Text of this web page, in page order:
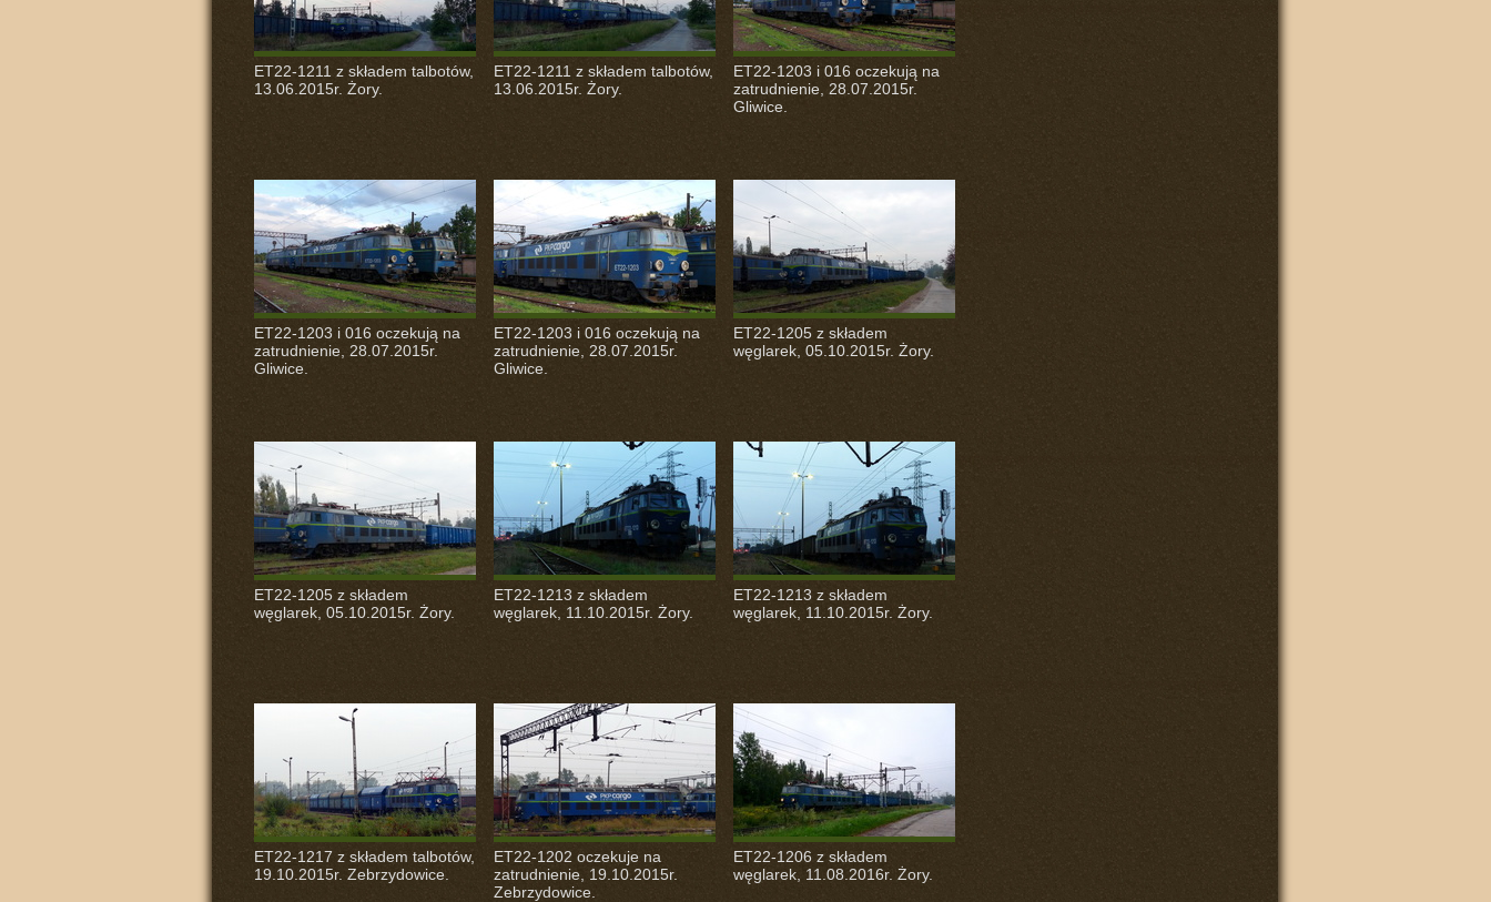
ET22-1211 z składem talbotów,
13.06.2015r. Żory.
ET22-1211 z składem talbotów,
13.06.2015r. Żory.
ET22-1203 i 016 oczekują na
zatrudnienie, 28.07.2015r.
Gliwice.
ET22-1203 i 016 oczekują na
zatrudnienie, 28.07.2015r.
Gliwice.
ET22-1203 i 016 oczekują na
zatrudnienie, 28.07.2015r.
Gliwice.
ET22-1205 z składem
węglarek, 05.10.2015r. Żory.
ET22-1205 z składem
węglarek, 05.10.2015r. Żory.
ET22-1213 z składem
węglarek, 11.10.2015r. Żory.
ET22-1213 z składem
węglarek, 11.10.2015r. Żory.
ET22-1217 z składem talbotów,
19.10.2015r. Zebrzydowice.
ET22-1202 oczekuje na
zatrudnienie, 19.10.2015r.
Zebrzydowice.
ET22-1206 z składem
węglarek, 11.08.2016r. Żory.